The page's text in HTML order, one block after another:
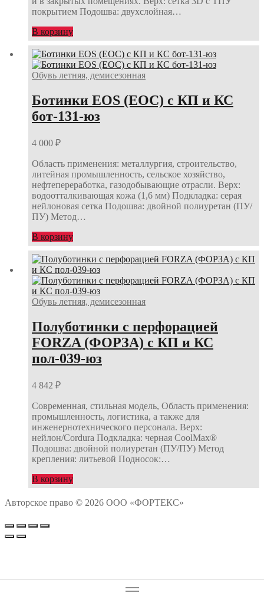
покрытием Подошва: двухслойная…
В корзину
Обувь летняя, демисезонная
Ботинки EOS (ЕОС) с КП и КС
бот-131-юз
4 000 ₽
Область применения: металлургия, строительство,
литейная промышленность, сельское хозяйство,
нефтепереработка, газодобывающие отрасли. Верх:
водоотталкивающая кожа (1,6 мм) Подкладка: серая
нейлоновая сетка Подошва: двойной полиуретан (ПУ/
ПУ) Метод…
В корзину
Обувь летняя, демисезонная
Полуботинки с перфорацией
FORZA (ФОРЗА) с КП и КС
пол-039-юз
4 842 ₽
Современная, стильная модель, Область применения:
промышленность, логистика, а также для
инженернотехнического персонала. Верх:
нейлон/Cordura Подкладка: черная CoolMax®
Подошва: двойной полиуретан (ПУ/ПУ) Метод
крепления: литьевой Подносок:…
В корзину
Авторское право © 2026 ООО «ФОРТЕКС»